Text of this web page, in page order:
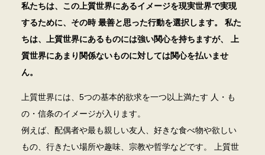
私たちは、この上質世界にあるイメージを現実世界で実現
するために、その時 最善と思った行動を選択します。
私た
ちは、上質世界にあるものには強い関心を持ちますが、 上
質世界にあまり関係ないものに対しては関心を払いませ
ん。
上質世界には、5つの基本的欲求を一つ以上満たす 人・も
の・信条のイメージが入ります。
例えば、配偶者や最も親しい友人、好きな食べ物や欲しい
もの、行きたい場所や趣味、宗教や哲学などです。
上質世